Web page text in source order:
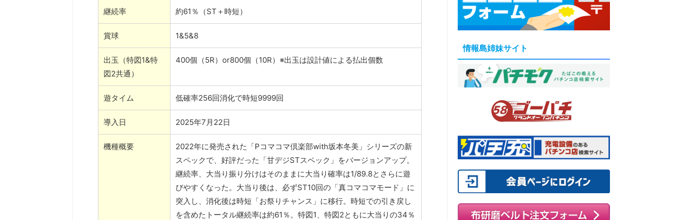
継続率 約61％（ST＋時短）
賞球 1&5&8
出玉（特図1&特
図2共通）
400個（5R）or800個（10R）※出玉は設計値による払出個数
遊タイム 低確率256回消化で時短9999回
導入日 2025年7月22日
機種概要
2022年に発売された「Pコマコマ倶楽部with坂本冬美」シリーズの新
スペックで、好評だった「甘デジSTスペック」をバージョンアップ。
継続率、大当り振り分けはそのままに大当り確率は1/89.8とさらに遊
びやすくなった。大当り後は、必ずST10回の「真コマコマモード」に
突入し、消化後は時短「お祭りチャンス」に移行。時短での引き戻し
を含めたトータル継続率は約61％。特図1、特図2ともに大当りの34％
情報島姉妹サイト